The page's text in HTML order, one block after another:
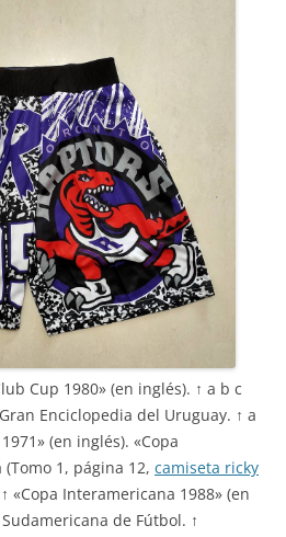
Cup 1980» (en inglés). ↑ a b c
Enciclopedia del Uruguay. ↑ a
(en inglés). «Copa
1, página 12, camiseta ricky
«Copa Interamericana 1988» (en
de Fútbol. ↑